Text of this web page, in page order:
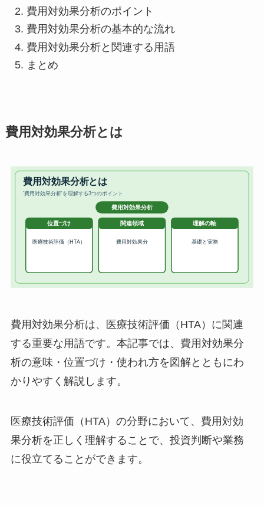
費用対効果分析のポイント
費用対効果分析の基本的な流れ
費用対効果分析と関連する用語
まとめ
費用対効果分析とは
費用対効果分析は、医療技術評価（HTA）に関連
する重要な用語です。本記事では、費用対効果分
析の意味・位置づけ・使われ方を図解とともにわ
かりやすく解説します。
医療技術評価（HTA）の分野において、費用対効
果分析を正しく理解することで、投資判断や業務
に役立てることができます。